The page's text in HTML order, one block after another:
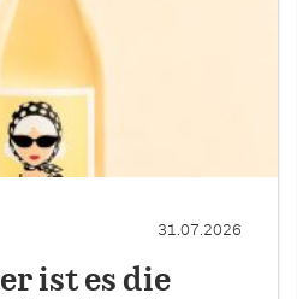
31.07.2026
ist es die